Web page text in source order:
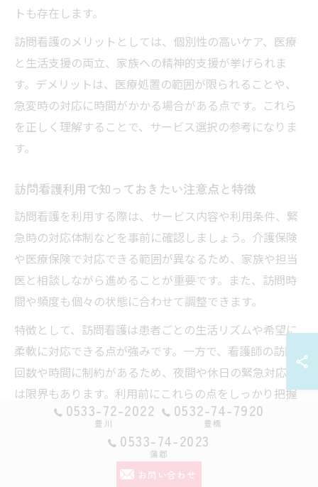
トも存在します。
訪問看護のメリットとしては、個別性の高いケア、医療
と生活支援の両立、家族への精神的支援が挙げられま
す。デメリットは、医療処置の範囲が限られることや、
急変時の対応に時間がかかる場合がある点です。これら
を正しく理解することで、サービス選択の参考になりま
す。
訪問看護利用で知っておきたい注意点と特徴
訪問看護を利用する際は、サービス内容や利用条件、緊
急時の対応体制などを事前に確認しましょう。介護保険
や医療保険で対応できる範囲が異なるため、家族や担当
医と相談しながら進めることが重要です。また、訪問時
間や頻度も個々の状態に合わせて調整できます。
特徴として、訪問看護は患者ごとの生活リズムや希望に
柔軟に対応できる点が強みです。一方で、看護師の訪問
回数や時間に制約があるため、夜間や休日の緊急対応に
は限界もあります。利用前にこれらの点をしっかり把握
し、納得したうえで利用開始することが失敗を防ぐコツ
訪問看護のメリット・デメリットを比較解説
0533-72-2022
豊川
0532-74-7920
豊橋
0533-74-2023
蒲郡
お問い合わせ